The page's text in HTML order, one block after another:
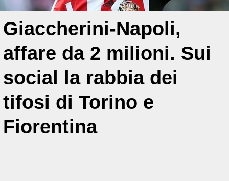
Giaccherini-Napoli,
affare da 2 milioni. Sui
social la rabbia dei
tifosi di Torino e
Fiorentina